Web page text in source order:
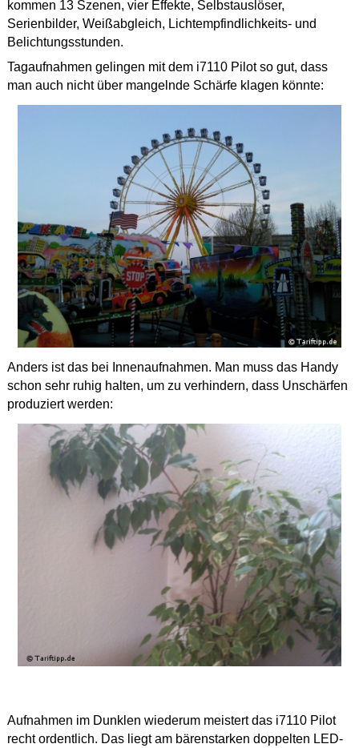
kommen 13 Szenen, vier Effekte, Selbstauslöser,
Serienbilder, Weißabgleich, Lichtempfindlichkeits- und
Belichtungsstunden.
Tagaufnahmen gelingen mit dem i7110 Pilot so gut, dass
man auch nicht über mangelnde Schärfe klagen könnte:
Anders ist das bei Innenaufnahmen. Man muss das Handy
schon sehr ruhig halten, um zu verhindern, dass Unschärfen
produziert werden:
Aufnahmen im Dunklen wiederum meistert das i7110 Pilot
recht ordentlich. Das liegt am bärenstarken doppelten LED-